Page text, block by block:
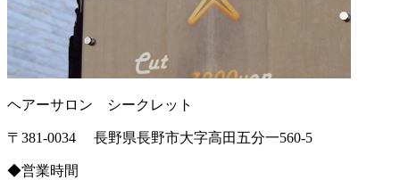
ヘアーサロン シークレット
〒381-0034 長野県長野市大字高田五分一560-5
◆営業時間